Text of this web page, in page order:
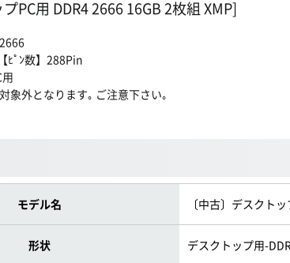
PC用 DDR4 2666 16GB 2枚組 XMP]
ﾋﾟﾝ数】288Pin
用
象外となります｡ ご注意下さい｡
モデル名 〔中古〕デスクト
形状 デスクトップ用-